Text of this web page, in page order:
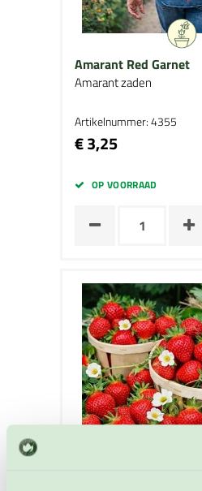
Amarant Red Garnet
Amarant zaden
Artikelnummer: 4355
€ 3,25
OP VOORRAAD